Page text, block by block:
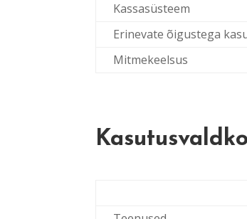
Kassasüsteem
Erinevate õigustega
Mitmekeelsus